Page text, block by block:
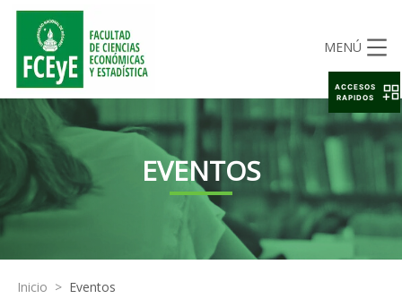
MENÚ
EVENTOS
Inicio > Eventos
ACCESOS
RAPIDOS